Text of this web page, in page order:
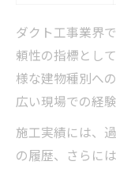
ダクト工事業界
頼性の指標とし
様な建物種別へ
広い現場での経
施工実績には、
の履歴、さらに